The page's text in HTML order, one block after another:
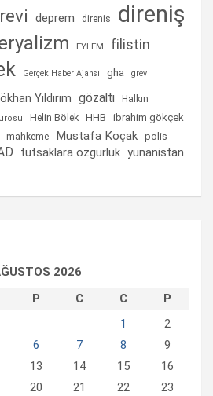
deprem direnis direniş
EYLEM filistin
Gerçek Haber Ajansı gha grev
Yıldırım gözaltı
Halkın
Helin Bölek HHB ibrahim gökçek
mahkeme Mustafa Koçak polis
tutsaklara ozgurluk yunanistan
2026
P C C
P
1
2
6 7 8
9
13 14 15
16
20 21 22
23